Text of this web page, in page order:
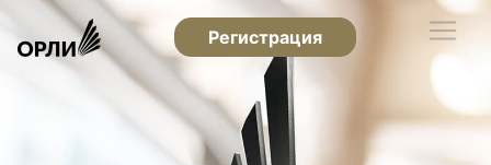
Регистрация